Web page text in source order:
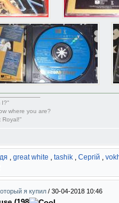
I?"
where you are?
Royal!"
, great white , tashik , Сергій ,
я купил / 30-04-2018 10:46